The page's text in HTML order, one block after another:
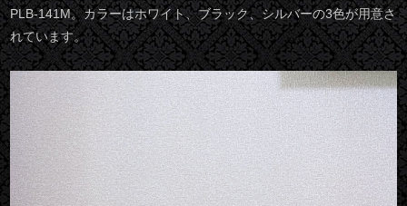
PLB-141M。カラーはホワイト、ブラック、シルバーの3色が用意さ
れています。